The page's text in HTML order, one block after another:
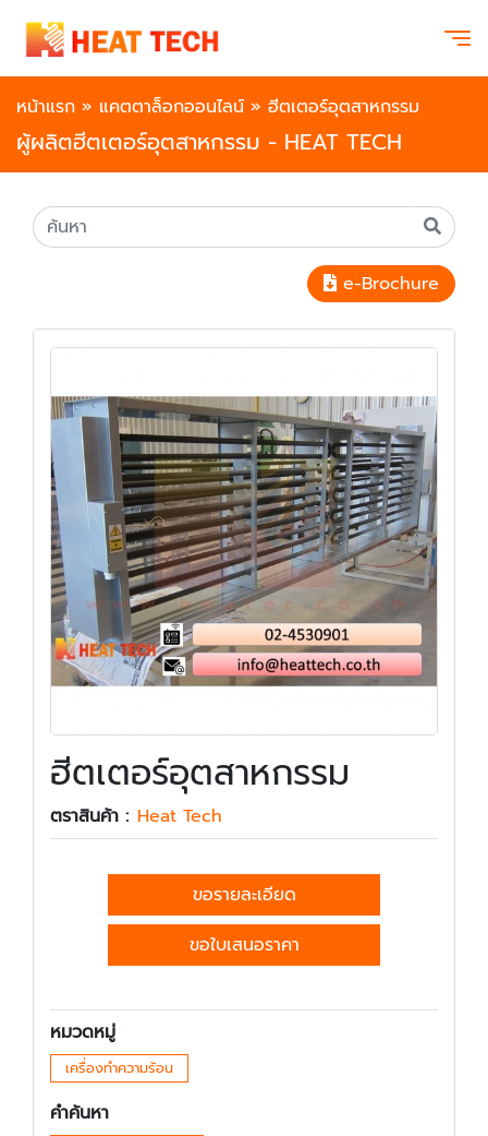
หน้าแรก » แคตตาล็อกออนไลน์ » ฮีตเตอร์อุตสาหกรรม
ผู้ผลิตฮีตเตอร์อุตสาหกรรม - HEAT TECH
e-Brochure
ฮีตเตอร์อุตสาหกรรม
ตราสินค้า : Heat Tech
ขอรายละเอียด
ขอใบเสนอราคา
หมวดหมู่
เครื่องทำความร้อน
คำค้นหา